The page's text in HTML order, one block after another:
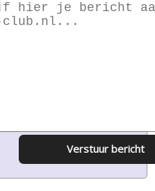
Verstuur bericht